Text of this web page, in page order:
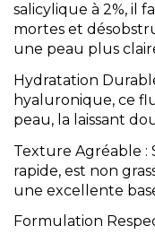
salicylique à 2%, il
mortes et
une peau plus
Hydratation
hyaluronique, ce
peau, la laissant
Texture Agréable :
rapide, est non
une excellente
Formulation